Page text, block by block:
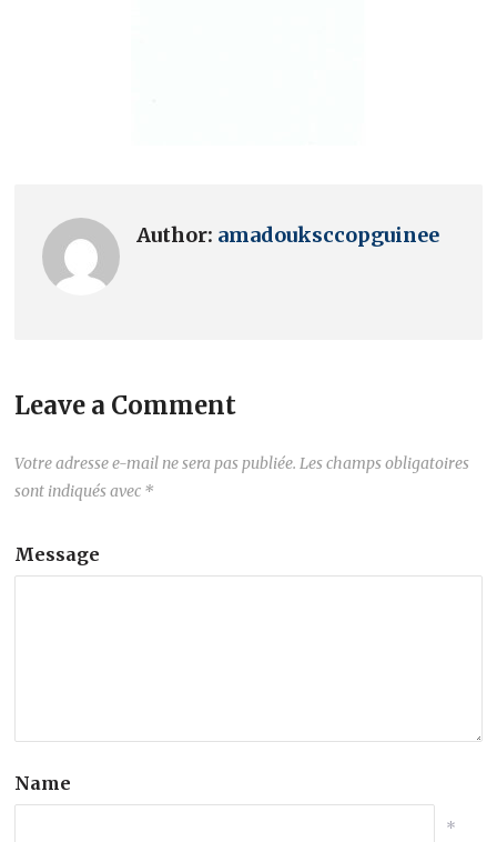
Author: amadouksccopguinee
Leave a Comment
Votre adresse e-mail ne sera pas publiée. Les champs obligatoires
sont indiqués avec *
Message
Name
*